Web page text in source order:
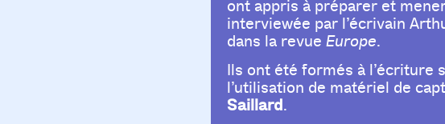
ont appris à préparer et
interviewée par l’écrivain
dans la revueEurope.
Ils ont été formés à l’écriture
l’utilisation de matériel de
Saillard.